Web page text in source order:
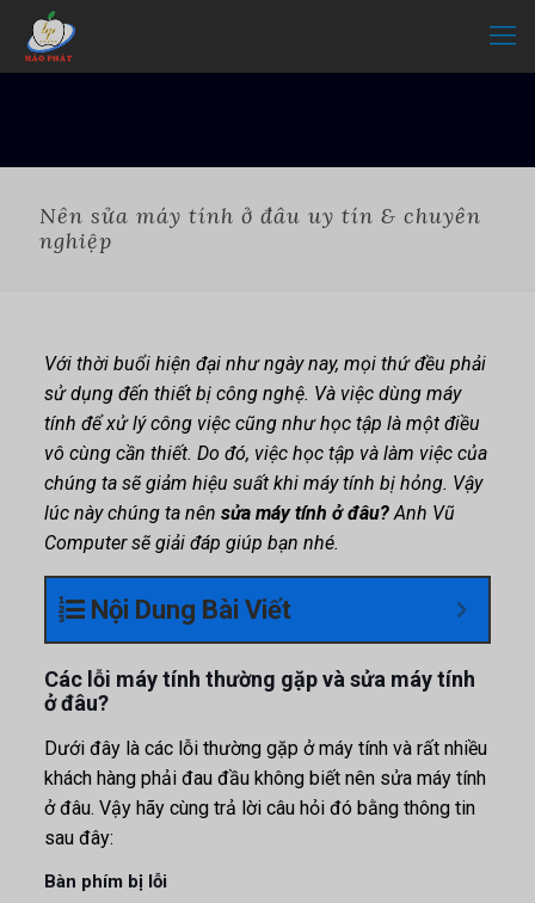
Nên sửa máy tính ở đâu uy tín & chuyên
nghiệp
Với thời buổi hiện đại như ngày nay, mọi thứ đều phải
sử dụng đến thiết bị công nghệ. Và việc dùng máy
tính để xử lý công việc cũng như học tập là một điều
vô cùng cần thiết. Do đó, việc học tập và làm việc của
chúng ta sẽ giảm hiệu suất khi máy tính bị hỏng. Vậy
lúc này chúng ta nên sửa máy tính ở đâu?Anh Vũ
Computer sẽ giải đáp giúp bạn nhé.
Nội Dung Bài Viết
Các lỗi máy tính thường gặp và sửa máy tính
ở đâu?
Dưới đây là các lỗi thường gặp ở máy tính và rất nhiều
khách hàng phải đau đầu không biết nên sửa máy tính
ở đâu. Vậy hãy cùng trả lời câu hỏi đó bằng thông tin
sau đây:
Bàn phím bị lỗi